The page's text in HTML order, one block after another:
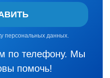
персональных данных.
по телефону. Мы
помочь!